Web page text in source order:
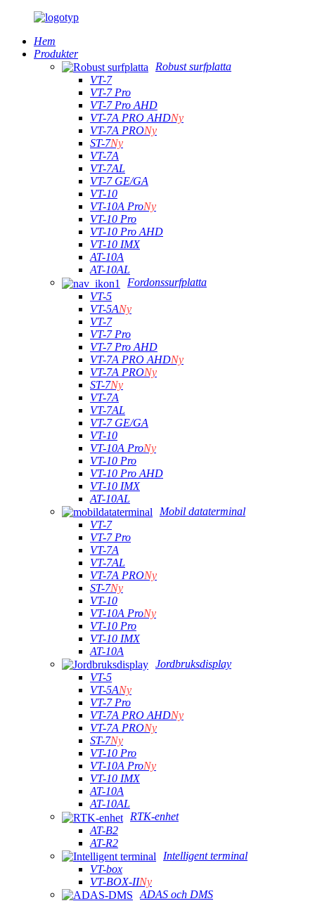
Hem
Produkter
Robust surfplatta
VT-7
VT-7 Pro
VT-7 Pro AHD
VT-7A PRO AHDNy
VT-7A PRONy
ST-7Ny
VT-7A
VT-7AL
VT-7 GE/GA
VT-10
VT-10A ProNy
VT-10 Pro
VT-10 Pro AHD
VT-10 IMX
AT-10A
AT-10AL
Fordonssurfplatta
VT-5
VT-5ANy
VT-7
VT-7 Pro
VT-7 Pro AHD
VT-7A PRO AHDNy
VT-7A PRONy
ST-7Ny
VT-7A
VT-7AL
VT-7 GE/GA
VT-10
VT-10A ProNy
VT-10 Pro
VT-10 Pro AHD
VT-10 IMX
AT-10AL
Mobil dataterminal
VT-7
VT-7 Pro
VT-7A
VT-7AL
VT-7A PRONy
ST-7Ny
VT-10
VT-10A ProNy
VT-10 Pro
VT-10 IMX
AT-10A
Jordbruksdisplay
VT-5
VT-5ANy
VT-7 Pro
VT-7A PRO AHDNy
VT-7A PRONy
ST-7Ny
VT-10 Pro
VT-10A ProNy
VT-10 IMX
AT-10A
AT-10AL
RTK-enhet
AT-B2
AT-R2
Intelligent terminal
VT-box
VT-BOX-IINy
ADAS och DMS